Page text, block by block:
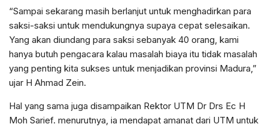
“Sampai sekarang masih berlanjut untuk menghadirkan para
saksi-saksi untuk mendukungnya supaya cepat selesaikan.
Yang akan diundang para saksi sebanyak 40 orang, kami
hanya butuh pengacara kalau masalah biaya itu tidak masalah
yang penting kita sukses untuk menjadikan provinsi Madura,”
ujar H Ahmad Zein.
Hal yang sama juga disampaikan Rektor UTM Dr Drs Ec H
Moh Sarief. menurutnya, ia mendapat amanat dari UTM untuk